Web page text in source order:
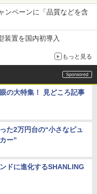
ンペーンに「品質などを含
装置を国内初導入
もっと見る
の大特集！ 見どころ記事
た2万円台の“小さなピュ
ー”
ドに進化するSHANLING